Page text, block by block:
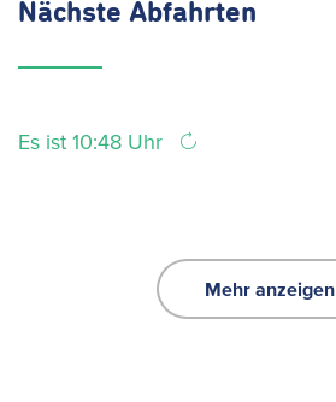
Nächste Abfahrten
Es ist 10:48 Uhr
Mehr anzeigen